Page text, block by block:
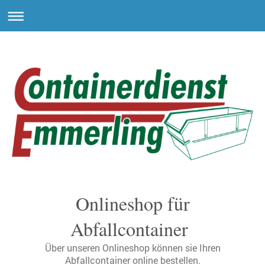
Onlineshop für
Abfallcontainer
Über unseren Onlineshop können sie Ihren
Abfallcontainer online bestellen.